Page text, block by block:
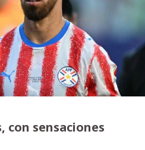
con sensaciones